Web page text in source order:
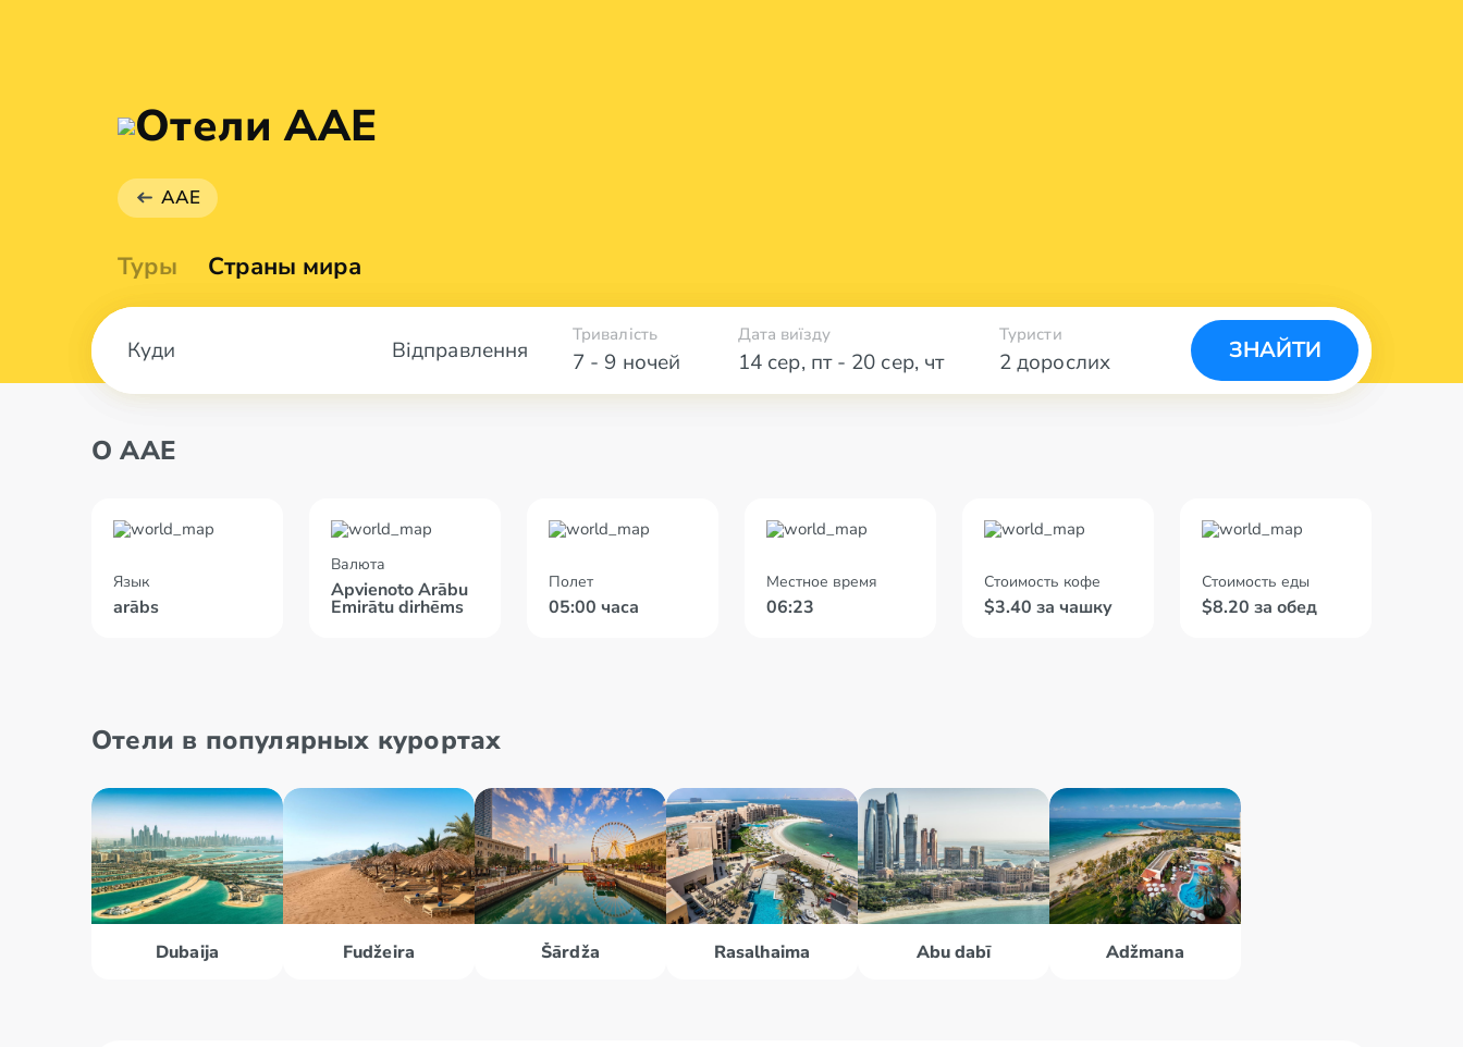
Отели AAE
AAE
Туры Страны мира
Відправлення 7 - 9 ночей
Тривалість Дата виїзду
14 сер, пт- 20 сер, чт 2 дорослих
Туристи
ЗНАЙТИ
О AAE
Язык
arābs
Валюта
Apvienoto Arābu
Emirātu dirhēms
Полет
05:00 часа
Местное время
06:23
Стоимость кофе
$3.40 за чашку
Стоимость еды
$8.20 за обед
Отели в популярных курортах
Dubaija Fudžeira Šārdža Rasalhaima Abu dabī Adžmana